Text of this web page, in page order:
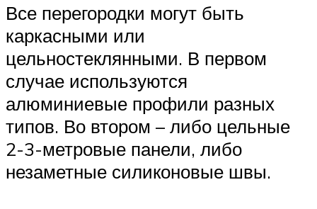
Все перегородки могут быть
каркасными или
цельностеклянными. В первом
случае используются
алюминиевые профили разных
типов. Во втором – либо цельные
2-3-метровые панели, либо
незаметные силиконовые швы.